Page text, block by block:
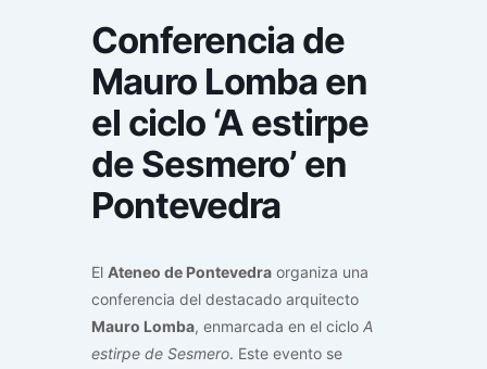
Conferencia de
Mauro Lomba en
el ciclo ‘A estirpe
de Sesmero’ en
Pontevedra
El Ateneo de Pontevedra organiza una
conferencia del destacado arquitecto
Mauro Lomba, enmarcada en el ciclo A
estirpe de Sesmero. Este evento se